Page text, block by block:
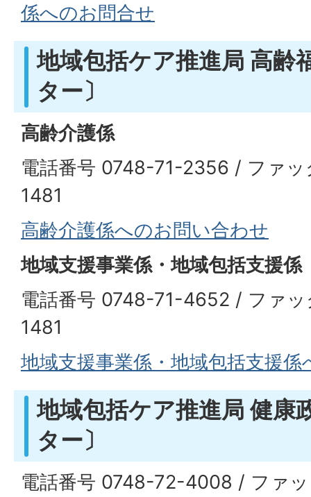
係へのお問合せ
地域包括ケア推進局 高齢
ター〕
高齢介護係
電話番号 0748-71-2356 / ファ
1481
高齢介護係へのお問い合わせ
地域支援事業係・地域包括支援係
電話番号 0748-71-4652 / ファ
1481
地域支援事業係・地域包括支援
地域包括ケア推進局 健康
ター〕
電話番号 0748-72-4008 / ファ